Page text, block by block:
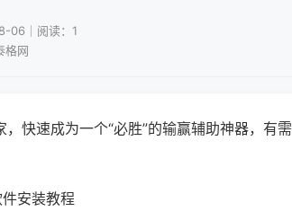
06｜阅读：1
格网
快速成为一个“必胜”的输赢辅助神器，有需
安装教程